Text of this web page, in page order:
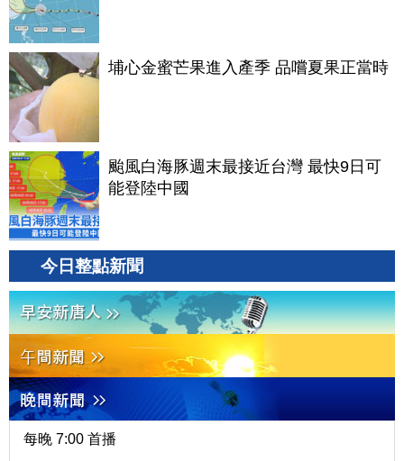
埔心金蜜芒果進入產季 品嚐夏果正當時
颱風白海豚週末最接近台灣 最快9日可
能登陸中國
今日整點新聞
每晚 7:00 首播